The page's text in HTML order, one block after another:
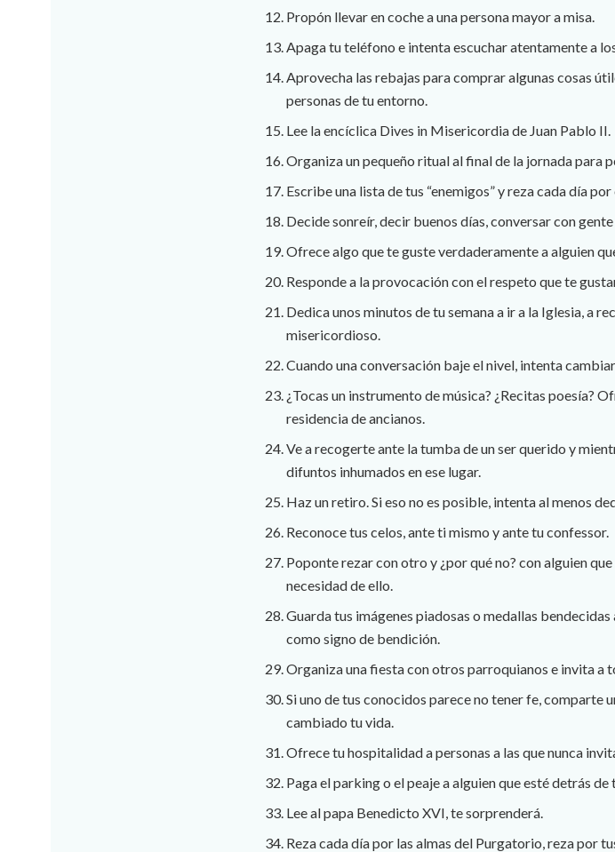
Propón llevar en coche a una persona mayor a misa.
Apaga tu teléfono e intenta escuchar atentamente a
Aprovecha las rebajas para comprar algunas cosas
personas de tu entorno.
Lee la encíclica Dives in Misericordia de Juan Pablo II.
Organiza un pequeño ritual al final de la jornada para
Escribe una lista de tus “enemigos” y reza cada día por
Decide sonreír, decir buenos días, conversar con
Ofrece algo que te guste verdaderamente a alguien
Responde a la provocación con el respeto que te
Dedica unos minutos de tu semana a ir a la Iglesia, a
misericordioso.
Cuando una conversación baje el nivel, intenta
¿Tocas un instrumento de música? ¿Recitas poesía?
residencia de ancianos.
Ve a recogerte ante la tumba de un ser querido y
difuntos inhumados en ese lugar.
Haz un retiro. Si eso no es posible, intenta al menos
Reconoce tus celos, ante ti mismo y ante tu confessor.
Poponte rezar con otro y ¿por qué no? con alguien
necesidad de ello.
Guarda tus imágenes piadosas o medallas
como signo de bendición.
Organiza una fiesta con otros parroquianos e invita a
Si uno de tus conocidos parece no tener fe, comparte
cambiado tu vida.
Ofrece tu hospitalidad a personas a las que nunca
Paga el parking o el peaje a alguien que esté detrás de
Lee al papa Benedicto XVI, te sorprenderá.
Reza cada día por las almas del Purgatorio, reza por